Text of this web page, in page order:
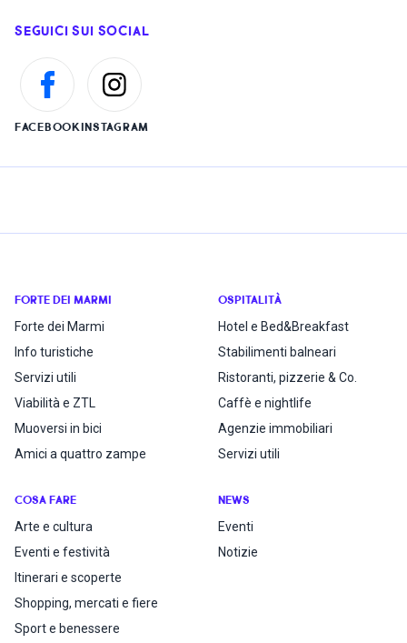
SEGUICI SUI SOCIAL
FACEBOOKINSTAGRAM
FORTE DEI MARMI
Forte dei Marmi
Info turistiche
Servizi utili
Viabilità e ZTL
Muoversi in bici
Amici a quattro zampe
OSPITALITÀ
Hotel e Bed&Breakfast
Stabilimenti balneari
Ristoranti, pizzerie & Co.
Caffè e nightlife
Agenzie immobiliari
Servizi utili
COSA FARE
Arte e cultura
Eventi e festività
Itinerari e scoperte
Shopping, mercati e fiere
Sport e benessere
NEWS
Eventi
Notizie